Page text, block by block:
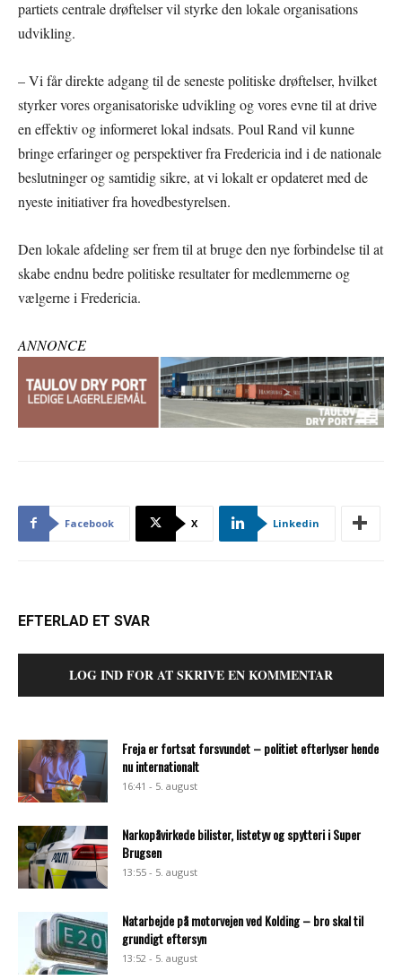
partiets centrale drøftelser vil styrke den lokale organisations
udvikling.
– Vi får direkte adgang til de seneste politiske drøftelser, hvilket
styrker vores organisatoriske udvikling og vores evne til at drive
en effektiv og informeret lokal indsats. Poul Rand vil kunne
bringe erfaringer og perspektiver fra Fredericia ind i de nationale
beslutninger og samtidig sikre, at vi lokalt er opdateret med de
nyeste initiativer fra hovedbestyrelsen.
Den lokale afdeling ser frem til at bruge den nye forbindelse til at
skabe endnu bedre politiske resultater for medlemmerne og
vælgerne i Fredericia.
ANNONCE
Facebook X Linkedin
EFTERLAD ET SVAR
LOG IND FOR AT SKRIVE EN KOMMENTAR
Freja er fortsat forsvundet – politiet efterlyser hende
nu internationalt
16:41 - 5. august
Narkopåvirkede bilister, listetyv og spytteri i Super
Brugsen
13:55 - 5. august
Natarbejde på motorvejen ved Kolding – bro skal til
grundigt eftersyn
13:52 - 5. august